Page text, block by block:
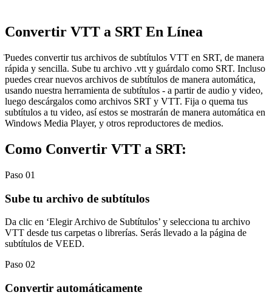
Convertir VTT a SRT En Línea
̈Puedes convertir tus archivos de subtítulos VTT en SRT, de manera
rápida y sencilla. Sube tu archivo .vtt y guárdalo como SRT. Incluso
puedes crear nuevos archivos de subtítulos de manera automática,
usando nuestra herramienta de subtítulos - a partir de audio y video,
luego descárgalos como archivos SRT y VTT. Fija o quema tus
subtítulos a tu video, así estos se mostrarán de manera automática en
Windows Media Player, y otros reproductores de medios.
Como Convertir VTT a SRT:
Paso 01
Sube tu archivo de subtítulos
Da clic en ‘Elegir Archivo de Subtítulos’ y selecciona tu archivo
VTT desde tus carpetas o librerías. Serás llevado a la página de
subtítulos de VEED.
Paso 02
Convertir automáticamente